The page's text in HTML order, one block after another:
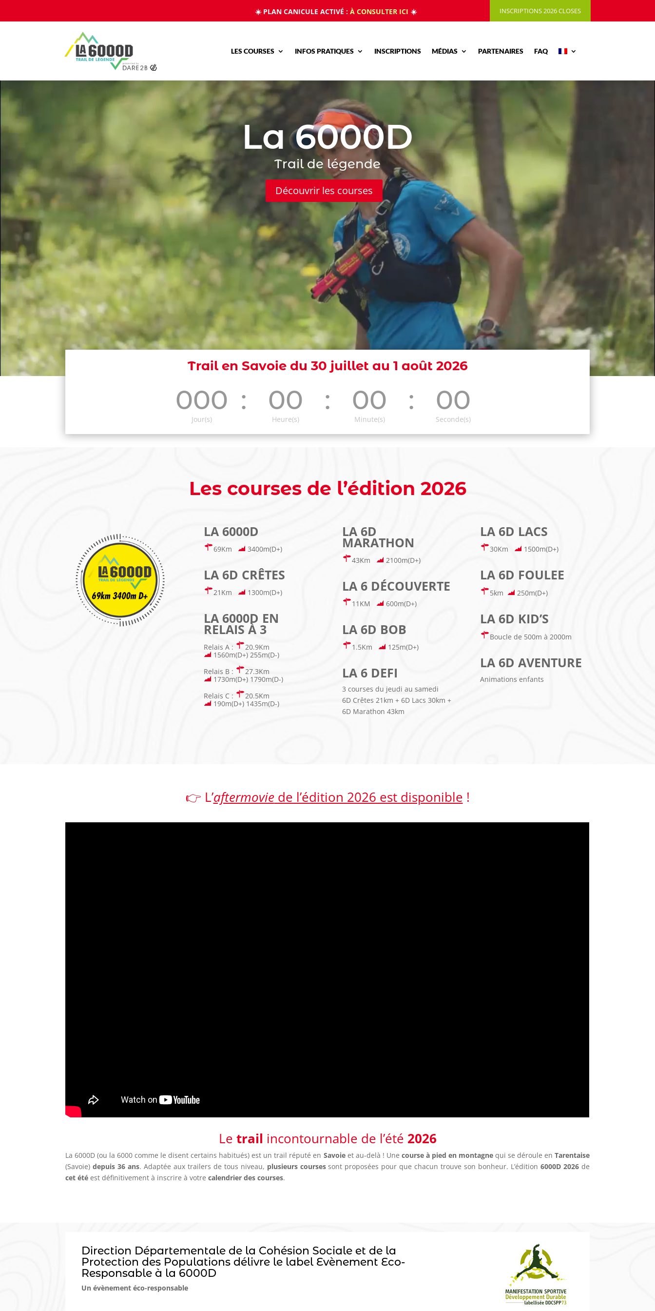
☀️ PLAN CANICULE ACTIVÉ :À CONSULTER ICI ☀️ INSCRIPTIONS 2026 CLOSES
LES COURSES INFOS PRATIQUES INSCRIPTIONS MÉDIAS PARTENAIRES FAQ
vidéo
La 6000D
Trail de légende
Découvrir les courses
Trail en Savoie du 30 juillet au 1 août 2026
000
Jour(s)
: 00
Heure(s)
: 00
Minute(s)
: 00
Seconde(s)
Les courses de l’édition 2026
LA 6000D
69Km 3400m(D+)
LA 6D CRÊTES
21Km 1300m(D+)
LA 6000D EN
RELAIS À 3
Relais A :
20.9Km
1560m(D+) 255m(D-)
Relais B :
27.3Km
1730m(D+) 1790m(D-)
Relais C :
20.5Km
190m(D+) 1435m(D-)
LA 6D
MARATHON
43Km 2100m(D+)
LA 6 DÉCOUVERTE
11KM 600m(D+)
LA 6D BOB
1.5Km 125m(D+)
LA 6 DEFI
3 courses du jeudi au samedi
6D Crêtes 21km + 6D Lacs 30km +
6D Marathon 43km
LA 6D LACS
30Km 1500m(D+)
LA 6D FOULEE
5km 250m(D+)
LA 6D KID’S
Boucle de 500m à 2000m
LA 6D AVENTURE
Animations enfants
👉 L’aftermoviede l’édition 2026 est disponible !
Le trail incontournable de l’été 2026
La 6000D (ou la 6000 comme le disent certains habitués) est un trail réputé en Savoieet au-delà ! Une course à pied en montagnequi se déroule en Tarentaise
(Savoie)depuis 36 ans. Adaptée aux trailers de tous niveau, plusieurs coursessont proposées pour que chacun trouve son bonheur. L’édition 6000D 2026de
cet été est définitivement à inscrire à votrecalendrier des courses.
Direction Départementale de la Cohésion Sociale et de la
Protection des Populations délivre le label Evènement Eco-
Responsable à la 6000D
Un évènement éco-responsable